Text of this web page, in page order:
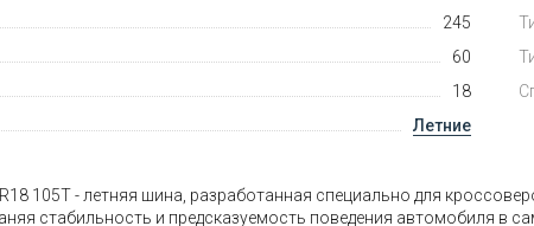
245
60
18
Летние
105T - летняя шина, разработанная специально для
стабильность и предсказуемость поведения автомобиля в